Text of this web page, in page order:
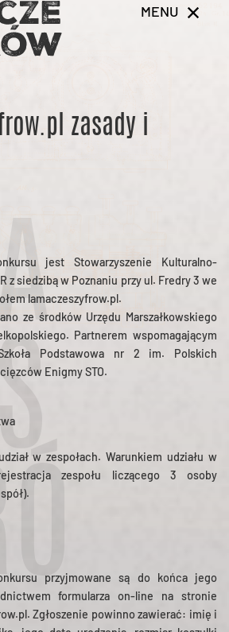
MENU
zasady i
jest Stowarzyszenie Kulturalno-
z siedzibą w Poznaniu przy ul. Fredry 3 we
lamaczeszyfrow.pl.
ze środków Urzędu Marszałkowskiego
Partnerem wspomagającym
Podstawowa nr 2 im. Polskich
Enigmy STO.
w zespołach. Warunkiem udziału w
zespołu liczącego 3 osoby
przyjmowane są do końca jego
formularza on-line na stronie
Zgłoszenie powinno zawierać: imię i